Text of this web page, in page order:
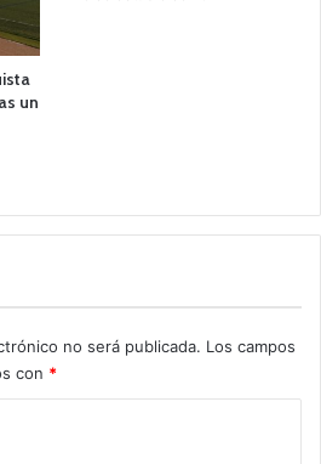
un
no será publicada. Los campos
con *